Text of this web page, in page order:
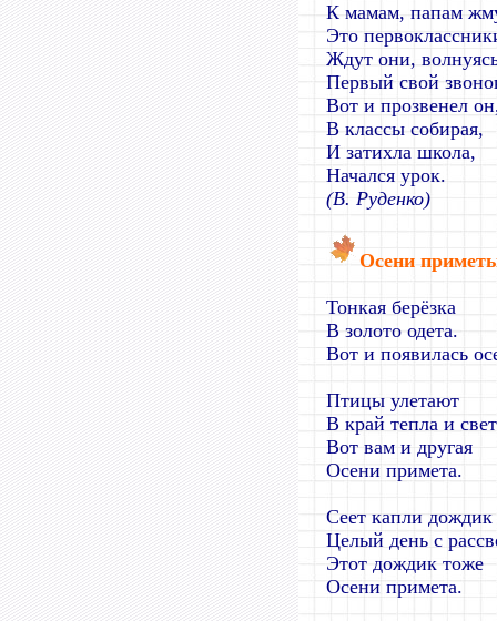
К мамам, папам
Это
Ждут они,
Первый свой
Вот и прозвенел
В классы собирая,
И затихла школа,
Начался урок.
(В. Руденко)
Осени
Тонкая берёзка
В золото одета.
Вот и появилась
Птицы улетают
В край тепла и
Вот вам и другая
Осени примета.
Сеет капли дождик
Целый день с
Этот дождик тоже
Осени примета.